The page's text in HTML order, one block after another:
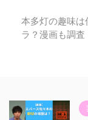
本多灯の趣味
ラ？漫画も調査